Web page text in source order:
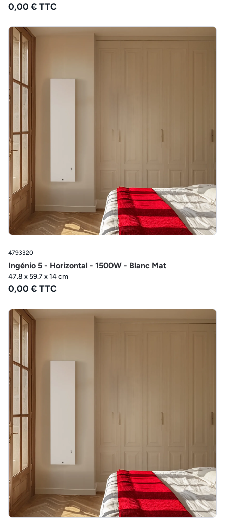
0,00 € TTC
4793320
Ingénio 5 - Horizontal - 1500W - Blanc Mat
47.8 x 59.7 x 14 cm
0,00 € TTC